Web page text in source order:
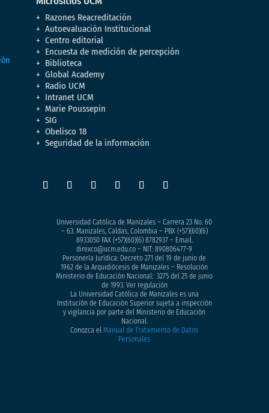
Razones Reacreditación
Autoevaluación Institucional
Centro editorial
Encuesta de medición de percepción
Biblioteca
Global Academy
Radio UCM
Intranet UCM
Marie Poussepin
SIG
Obelisco 18
Seguridad de la información
Universidad Católica de Manizales – Carrera 23 No. 60
– 63. Manizales, Caldas, Colombia – PBX (+57)(60)(6)
8933050FAX (+57)(60)(6) 8782937 – Email.
direxco@ucm.edu.co – NIT: 890806477-9
Personería Jurídica: Decreto 271 del 19 de junio de
1962 de la Arquidiócesis de Manizales – Resolución
Ministerio de Educación Nacional: 3275 del 25 de junio
de 1993. Ver regulación
La Universidad Católica de Manizales es una
Institución de Educación Superior sujeta a inspección
y vigilancia por parte del Ministerio de Educación
Nacional.
Conozca elManual de Tratamiento de Datos
Personales